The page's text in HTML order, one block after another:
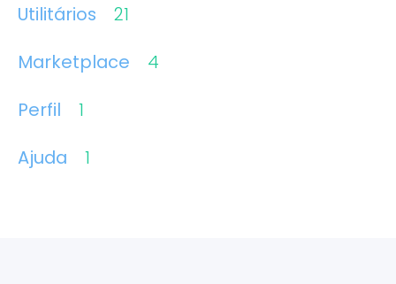
Utilitários
21
Marketplace
4
Perfil
1
Ajuda
1